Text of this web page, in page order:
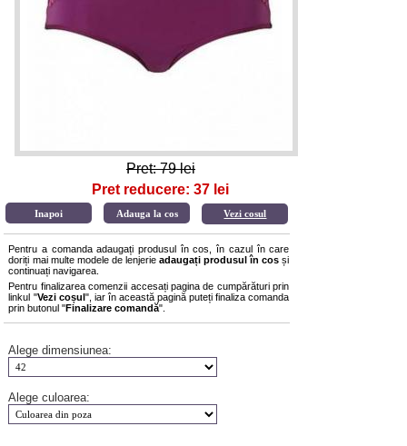
Pret: 79 lei
Pret reducere: 37 lei
Vezi cosul
Pentru a comanda adaugați produsul în cos, în cazul în care
doriți mai multe modele de lenjerie adaugați produsul în cos și
continuați navigarea.
Pentru finalizarea comenzii accesați pagina de cumpărături prin
linkul "Vezi coșul", iar în această pagină puteți finaliza comanda
prin butonul "Finalizare comandă".
Alege dimensiunea:
Alege culoarea: